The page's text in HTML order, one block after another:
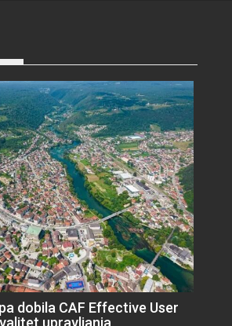
dobila CAF Effective User
upravljanja